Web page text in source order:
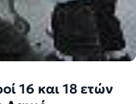
16 και 18 ετών